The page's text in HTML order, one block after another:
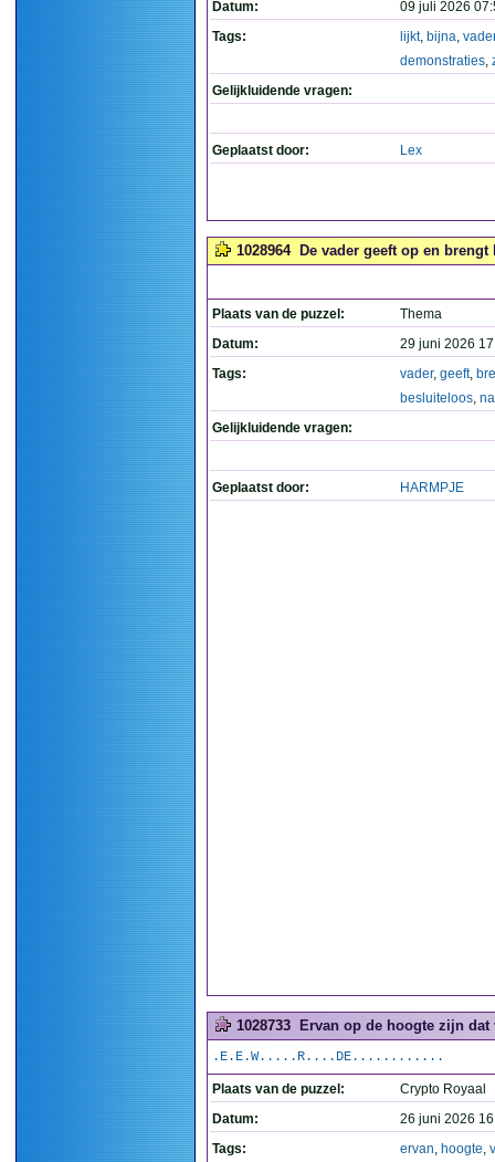
Datum:
09 juli 2026
Tags:
lijkt, bijna, vader
demonstraties,
Gelijkluidende vragen:
Geplaatst door: Lex
1028964 De vader geeft op en
Plaats van de puzzel:
Thema
Datum:
29 juni 2026
Tags:
vader, geeft,
besluiteloos,
Gelijkluidende vragen:
Geplaatst door: HARMPJE
1028733 Ervan op de hoogte zijn
.E.E.W.....R....DE............
Plaats van de puzzel:
Crypto Royaal
Datum:
26 juni 2026
Tags:
ervan, hoogte,